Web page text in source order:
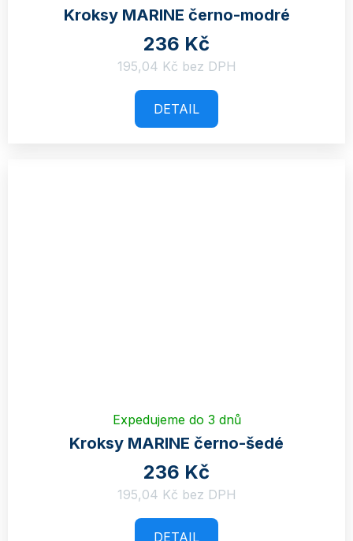
Kroksy MARINE černo-modré
236 Kč
195,04 Kč bez DPH
DETAIL
Expedujeme do 3 dnů
Kroksy MARINE černo-šedé
236 Kč
195,04 Kč bez DPH
DETAIL